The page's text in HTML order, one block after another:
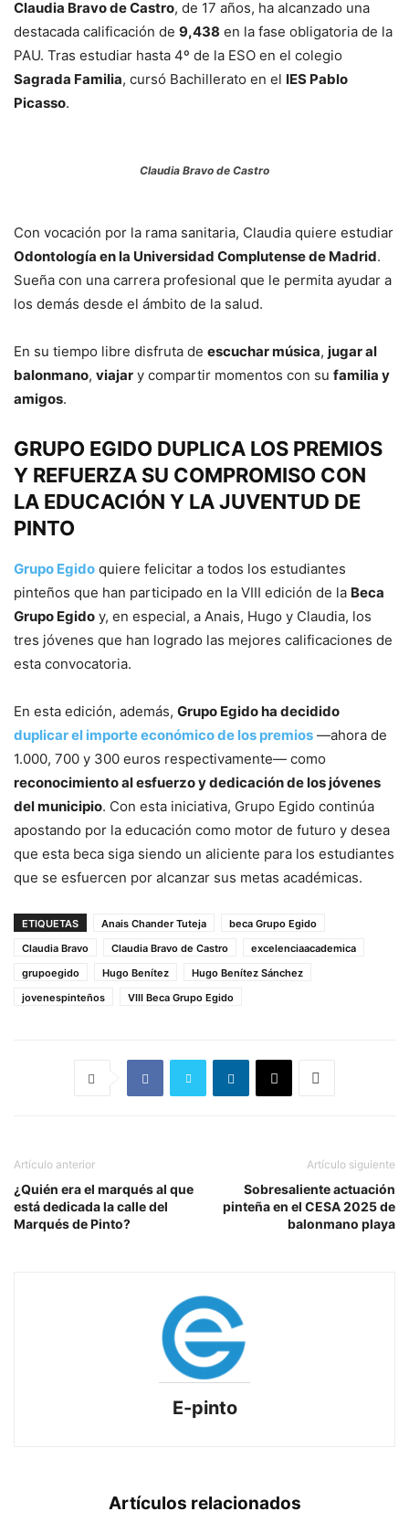
Claudia Bravo de Castro, de 17 años, ha alcanzado una
destacada calificación de 9,438 en la fase obligatoria de la
PAU. Tras estudiar hasta 4º de la ESO en el colegio
Sagrada Familia, cursó Bachillerato en el IES Pablo
Picasso.
Claudia Bravo de Castro
Con vocación por la rama sanitaria, Claudia quiere estudiar
Odontología en la Universidad Complutense de Madrid.
Sueña con una carrera profesional que le permita ayudar a
los demás desde el ámbito de la salud.
En su tiempo libre disfruta de escuchar música, jugar al
balonmano, viajar y compartir momentos con su familia y
amigos.
GRUPO EGIDO DUPLICA LOS PREMIOS
Y REFUERZA SU COMPROMISO CON
LA EDUCACIÓN Y LA JUVENTUD DE
PINTO
Grupo Egido quiere felicitar a todos los estudiantes
pinteños que han participado en la VIII edición de la Beca
Grupo Egido y, en especial, a Anais, Hugo y Claudia, los
tres jóvenes que han logrado las mejores calificaciones de
esta convocatoria.
En esta edición, además, Grupo Egido ha decidido
duplicar el importe económico de los premios —ahora de
1.000, 700 y 300 euros respectivamente— como
reconocimiento al esfuerzo y dedicación de los jóvenes
del municipio. Con esta iniciativa, Grupo Egido continúa
apostando por la educación como motor de futuro y desea
que esta beca siga siendo un aliciente para los estudiantes
que se esfuercen por alcanzar sus metas académicas.
ETIQUETAS Anais Chander Tuteja
beca Grupo Egido
Claudia Bravo
Claudia Bravo de Castro
excelenciaacademica
grupoegido
Hugo Benítez
Hugo Benítez Sánchez
jovenespinteños
VIII Beca Grupo Egido
Artículo anterior
¿Quién era el marqués al que
está dedicada la calle del
Marqués de Pinto?
Artículo siguiente
Sobresaliente actuación
pinteña en el CESA 2025 de
balonmano playa
E-pinto
Artículos relacionados